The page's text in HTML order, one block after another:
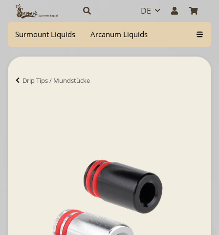
DE
Surmount Liquids Arcanum Liquids
Drip Tips / Mundstücke